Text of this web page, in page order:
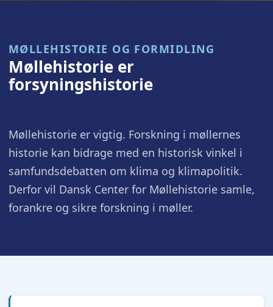
MØLLEHISTORIE OG FORMIDLING
Møllehistorie er
forsyningshistorie
Møllehistorie er vigtig. Forskning i møllernes
historie kan bidrage med en historisk vinkel i
samfundsdebatten om klima og klimapolitik.
Derfor vil Dansk Center for Møllehistorie samle,
forankre og sikre forskning i møller.